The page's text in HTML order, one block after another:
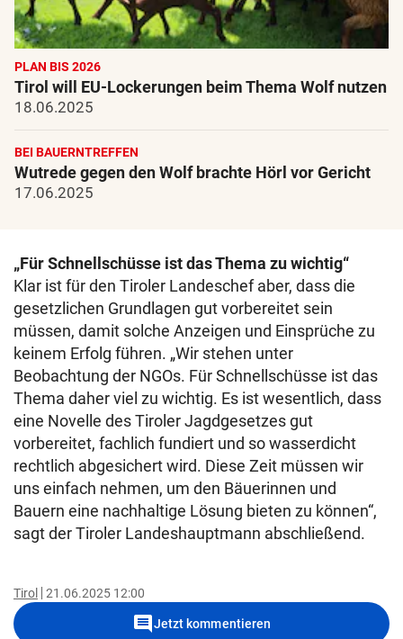
PLAN BIS 2026
Tirol will EU-Lockerungen beim Thema Wolf nutzen
18.06.2025
BEI BAUERNTREFFEN
Wutrede gegen den Wolf brachte Hörl vor Gericht
17.06.2025
„Für Schnellschüsse ist das Thema zu wichtig“
Klar ist für den Tiroler Landeschef aber, dass die
gesetzlichen Grundlagen gut vorbereitet sein
müssen, damit solche Anzeigen und Einsprüche zu
keinem Erfolg führen. „Wir stehen unter
Beobachtung der NGOs. Für Schnellschüsse ist das
Thema daher viel zu wichtig. Es ist wesentlich, dass
eine Novelle des Tiroler Jagdgesetzes gut
vorbereitet, fachlich fundiert und so wasserdicht
rechtlich abgesichert wird. Diese Zeit müssen wir
uns einfach nehmen, um den Bäuerinnen und
Bauern eine nachhaltige Lösung bieten zu können“,
sagt der Tiroler Landeshauptmann abschließend.
Tirol 21.06.2025 12:00
commentJetzt kommentieren